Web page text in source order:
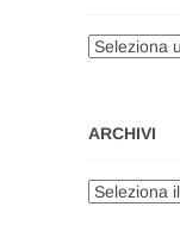
Categorie
ARCHIVI
Archivi